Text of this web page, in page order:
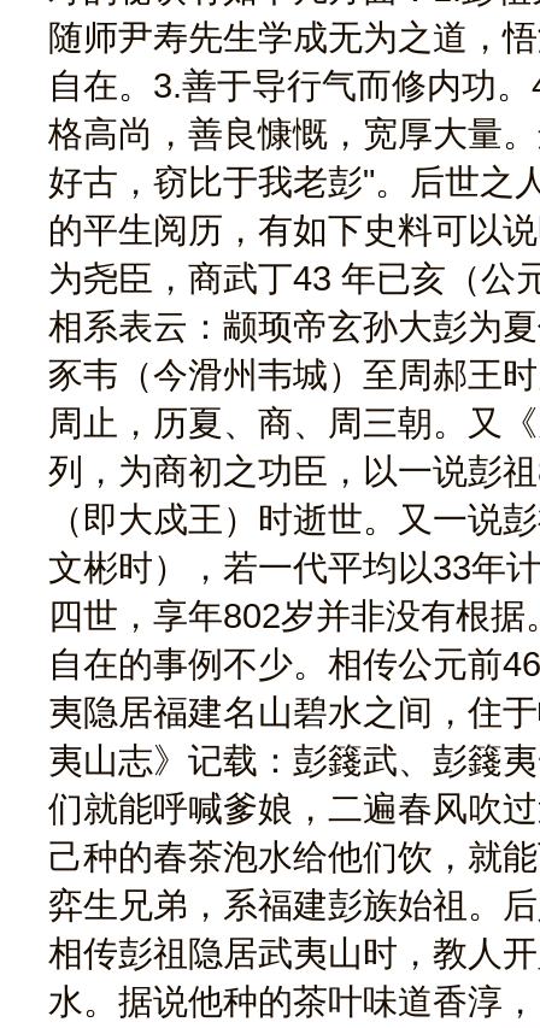
随师尹寿先生学成无为之道，
自在。3.善于导行气而修内功
格高尚，善良慷慨，宽厚大量
好古，窃比于我老彭"。后世之
的平生阅历，有如下史料可以
为尧臣，商武丁43 年已亥（公
相系表云：颛顼帝玄孙大彭为
豕韦（今滑州韦城）至周郝王
周止，历夏、商、周三朝。又
列，为商初之功臣，以一说彭
（即大戍王）时逝世。又一说
文彬时），若一代平均以33年
四世，享年802岁并非没有根
自在的事例不少。相传公元前
夷隐居福建名山碧水之间，住
夷山志》记载：彭籛武、彭籛
们就能呼喊爹娘，二遍春风吹
己种的春茶泡水给他们饮，就
弈生兄弟，系福建彭族始祖。
相传彭祖隐居武夷山时，教人
水。据说他种的茶叶味道香淳